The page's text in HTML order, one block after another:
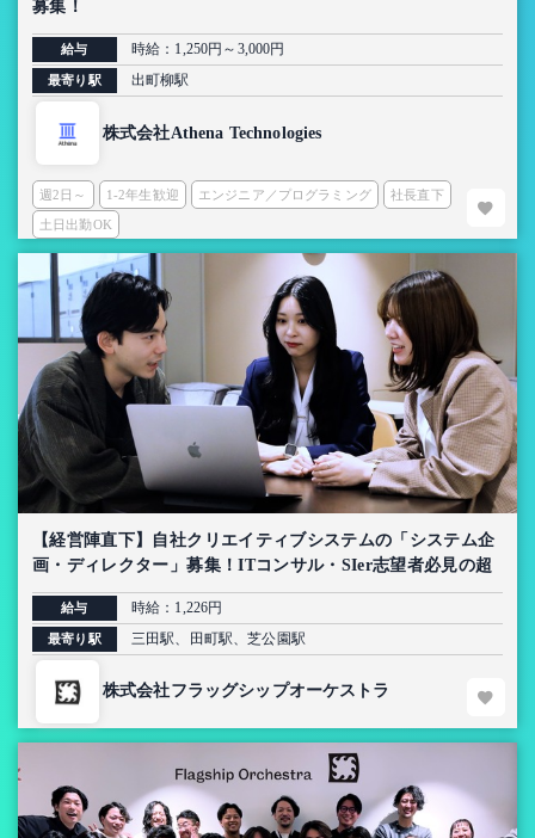
募集！
給与 時給：1,250円～3,000円
最寄り駅 出町柳駅
株式会社Athena Technologies
週2日～ 1-2年生歓迎 エンジニア／プログラミング 社長直下
土日出勤OK
【経営陣直下】自社クリエイティブシステムの「システム企
画・ディレクター」募集！ITコンサル・SIer志望者必見の超
上流インターン【AI導入プロジェクト】
給与 時給：1,226円
最寄り駅 三田駅、田町駅、芝公園駅
株式会社フラッグシップオーケストラ